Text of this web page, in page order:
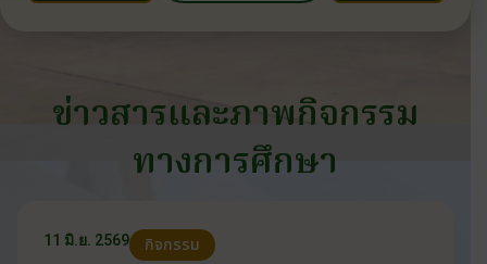
ข่าวสารและภาพกิจกรรม
ทางการศึกษา
11 มิ.ย. 2569 กิจกรรม